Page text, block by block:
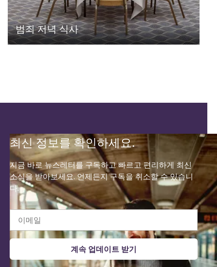
범죄 저녁 식사
최신 정보를 확인하세요.
지금 바로 뉴스레터를 구독하고 빠르고 편리하게 최신
소식을 받아보세요. 언제든지 구독을 취소할 수 있습니
다.
이메일
계속 업데이트 받기